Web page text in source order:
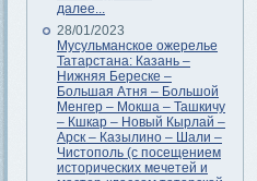
далее...
28/01/2023
Мусульманское ожерелье
Татарстана: Казань –
Нижняя Береске –
Большая Атня – Большой
Менгер – Мокша – Ташкичу
– Кшкар – Новый Кырлай –
Арск – Казылино – Шали –
Чистополь (с посещением
исторических мечетей и